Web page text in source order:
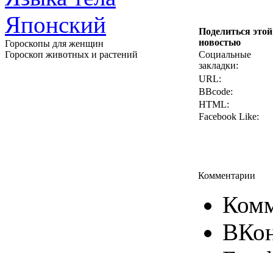
Японский
Гороскопы для женщин
Гороскоп животных и растений
Поделиться этой
новостью
Социальные
закладки:
URL:
BBcode:
HTML:
Facebook Like:
Комментарии